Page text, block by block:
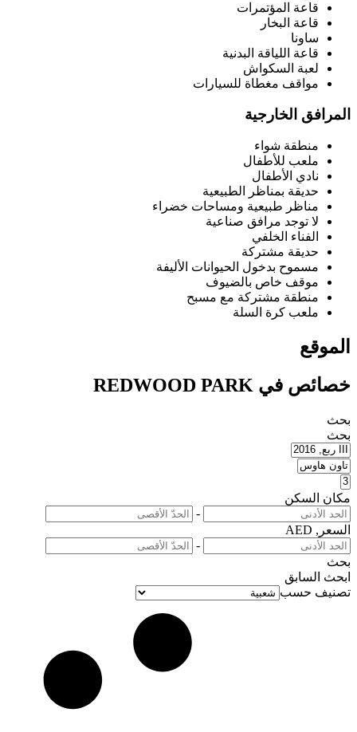
قاعة المؤتمرات
قاعة البخار
ساونا
قاعة اللياقة البدنية
لعبة السكواش
مواقف مغطاة للسيارات
المرافق الخارجية
منطقة شواء
ملعب للأطفال
نادي الأطفال
حديقة بمناظر الطبيعية
مناظر طبيعية ومساحات خضراء
لا توجد مرافق صناعية
الفناء الخلفي
حديقة مشتركة
مسموح بدخول الحيوانات الأليفة
موقف خاص بالضيوف
منطقة مشتركة مع مسبح
ملعب كرة السلة
الموقع
خصائص في REDWOOD PARK
بحث
بحث
مكان السكن
-
السعر, AED
-
بحث
ابحث السابق
تصنيف حسب